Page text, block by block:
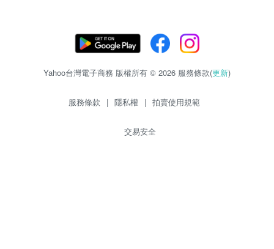
Yahoo台灣電子商務 版權所有 © 2026 服務條款(更新)
服務條款 | 隱私權 | 拍賣使用規範
交易安全